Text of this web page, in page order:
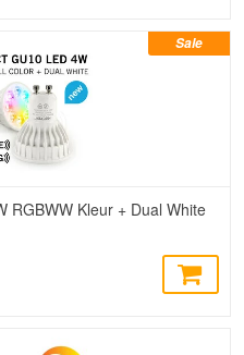
Sale
RGBWW Kleur + Dual White